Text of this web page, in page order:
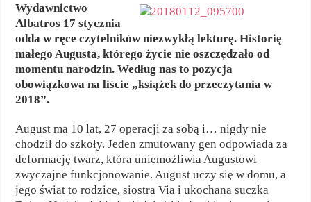
Wydawnictwo
Albatros 17 stycznia
odda w ręce czytelników niezwykłą lekturę. Historię
małego Augusta, którego życie nie oszczędzało od
momentu narodzin. Według nas to pozycja
obowiązkowa na liście „książek do przeczytania w
2018”.
August ma 10 lat, 27 operacji za sobą i… nigdy nie
chodził do szkoły. Jeden zmutowany gen odpowiada za
deformację twarz, która uniemożliwia Augustowi
zwyczajne funkcjonowanie. August uczy się w domu, a
jego świat to rodzice, siostra Via i ukochana suczka